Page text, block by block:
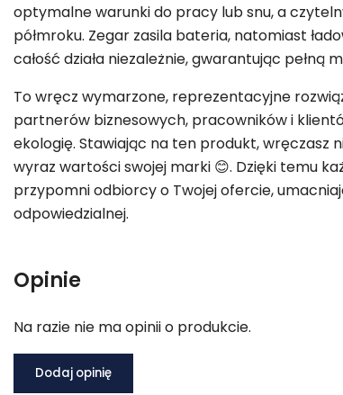
optymalne warunki do pracy lub snu, a
półmroku. Zegar zasila bateria, natomiast
całość działa niezależnie, gwarantując pełną
To wręcz wymarzone, reprezentacyjne
partnerów biznesowych, pracowników i
ekologię. Stawiając na ten produkt, wręczasz
wyraz wartości swojej marki 😊. Dzięki temu
przypomni odbiorcy o Twojej ofercie,
odpowiedzialnej.
Opinie
Na razie nie ma opinii o produkcie.
Dodaj opinię